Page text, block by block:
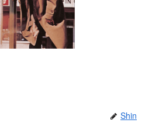
Shin